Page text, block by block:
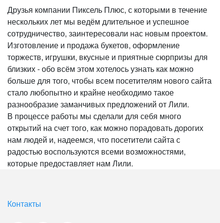
Друзья компании Пиксель Плюс, с которыми в течение
нескольких лет мы ведём длительное и успешное
сотрудничество, заинтересовали нас новым проектом.
Изготовление и продажа букетов, оформление
торжеств, игрушки, вкусные и приятные сюрпризы для
близких - обо всём этом хотелось узнать как можно
больше для того, чтобы всем посетителям нового сайта
стало любопытно и крайне необходимо такое
разнообразие заманчивых предложений от Лили.
В процессе работы мы сделали для себя много
открытий на счет того, как можно порадовать дорогих
нам людей и, надеемся, что посетители сайта с
радостью воспользуются всеми возможностями,
которые предоставляет нам Лили.
Контакты